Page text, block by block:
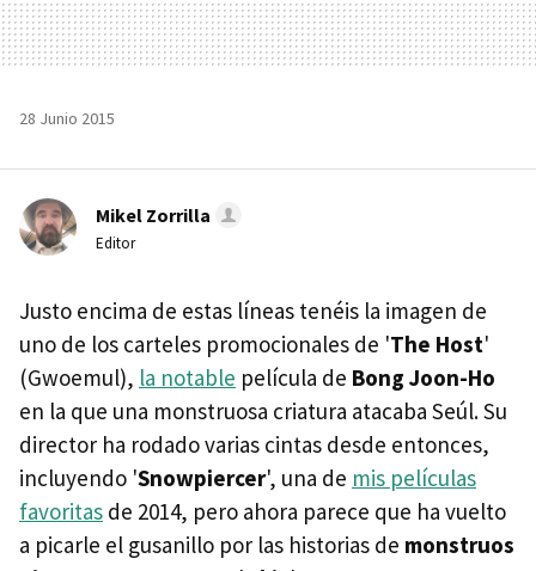
28 Junio 2015
Mikel Zorrilla
Editor
Justo encima de estas líneas tenéis la imagen de
uno de los carteles promocionales de 'The Host'
(Gwoemul), la notable película de Bong Joon-Ho
en la que una monstruosa criatura atacaba Seúl. Su
director ha rodado varias cintas desde entonces,
incluyendo 'Snowpiercer', una de mis películas
favoritas de 2014, pero ahora parece que ha vuelto
a picarle el gusanillo por las historias de monstruos